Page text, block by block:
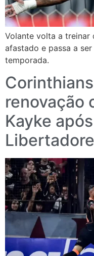
Volante volta a
afastado e passa a
temporada.
renovação
Kayke